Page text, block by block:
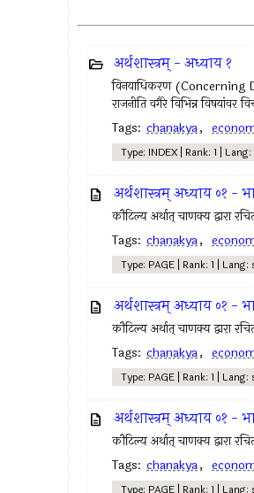
अर्थशास्त्रम् - अध्याय १
विनयाधिकरण (Concerning
राजनीति वगैरे विभिन्न
Tags: chanakya,
Type: INDEX | Rank: 1 |
अर्थशास्त्रम् अध्याय ०१ -
कौटिल्य अर्थात् चाणक्य द्वारा
Tags: chanakya,
Type: PAGE | Rank: 1 | Lang:
अर्थशास्त्रम् अध्याय ०१ -
कौटिल्य अर्थात् चाणक्य द्वारा
Tags: chanakya,
Type: PAGE | Rank: 1 | Lang:
अर्थशास्त्रम् अध्याय ०१ -
कौटिल्य अर्थात् चाणक्य द्वारा
Tags: chanakya,
Type: PAGE | Rank: 1 | Lang: